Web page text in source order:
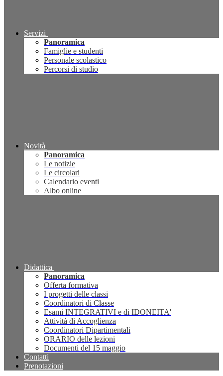
Servizi
Panoramica
Famiglie e studenti
Personale scolastico
Percorsi di studio
Novità
Panoramica
Le notizie
Le circolari
Calendario eventi
Albo online
Didattica
Panoramica
Offerta formativa
I progetti delle classi
Coordinatori di Classe
Esami INTEGRATIVI e di IDONEITA'
Attività di Accoglienza
Coordinatori Dipartimentali
ORARIO delle lezioni
Documenti del 15 maggio
Contatti
Prenotazioni